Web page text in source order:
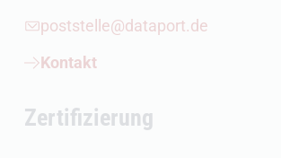
poststelle@dataport.de
Kontakt
Zertifizierung